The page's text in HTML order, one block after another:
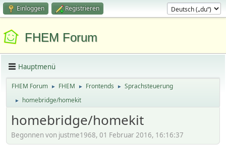
Einloggen Registrieren
FHEM Forum
Hauptmenü
FHEM Forum ► FHEM ► Frontends ► Sprachsteuerung
► homebridge/homekit
homebridge/homekit
Begonnen von justme1968, 01 Februar 2016, 16:16:37